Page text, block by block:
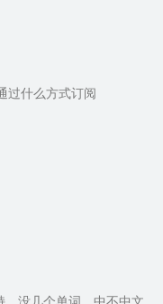
过什么方式订阅